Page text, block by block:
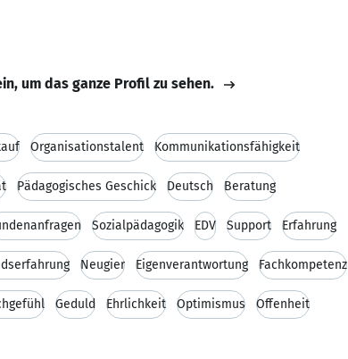
um das ganze Profil zu sehen.
Organisationstalent Kommunikationsfähigkeit
Pädagogisches Geschick Deutsch Beratung
Sozialpädagogik EDV Support Erfahrung
Neugier Eigenverantwortung Fachkompetenz
Geduld Ehrlichkeit Optimismus Offenheit